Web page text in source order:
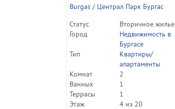
Burgas / Централ Парк Бургас
Статуc
Вторичное жилье
Город
Недвижимость в
Бургасе
Тип
Квартиры/
апартаменты
Комнат
2
Ванных
1
Террасы
1
Этаж
4 из 20